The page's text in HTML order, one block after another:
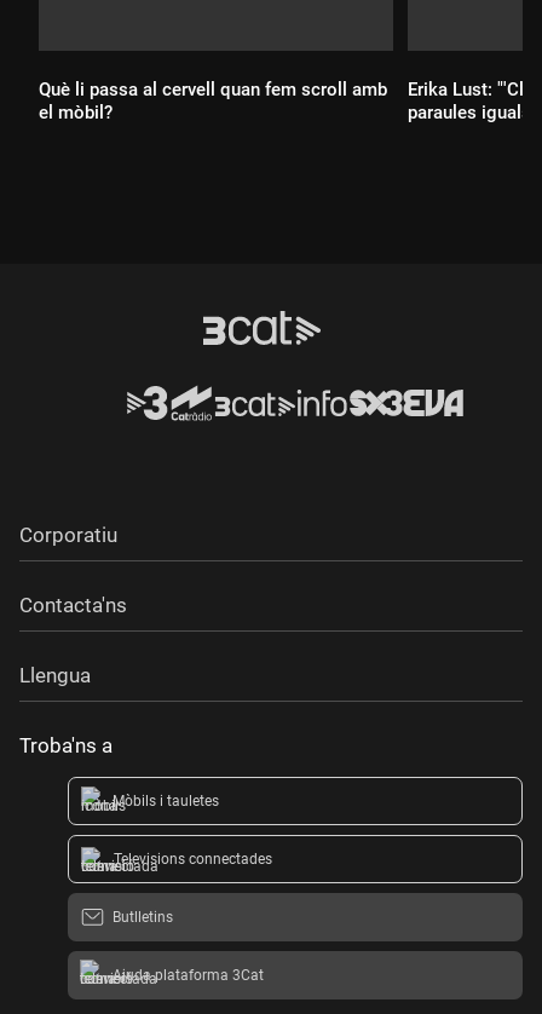
Què li passa al cervell quan fem scroll amb
el mòbil?
Erika Lust:
paraules iguals
Corporatiu
Contacta'ns
Llengua
Troba'ns a
Mòbils i tauletes
Televisions connectades
Butlletins
Ajuda plataforma 3Cat